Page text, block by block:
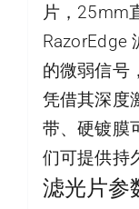
片，25mm
RazorEdge
的微弱信号
凭借其深度
带、硬镀膜
们可提供持
滤光片参